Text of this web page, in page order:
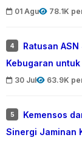
01 Agu 78.1K
4
Ratusan
Kebugaran
30 Jul 63.9K
5
Kemensos
Sinergi Jaminan